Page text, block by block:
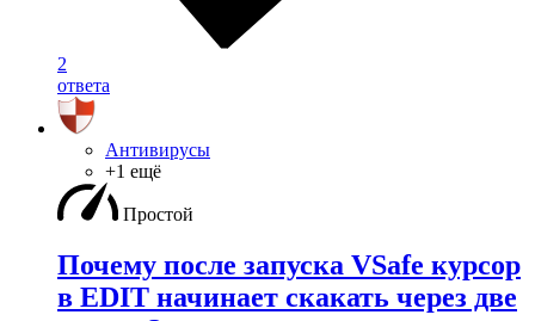
2
ответа
Антивирусы
+1 ещё
Простой
Почему после запуска VSafe курсор
в EDIT начинает скакать через две